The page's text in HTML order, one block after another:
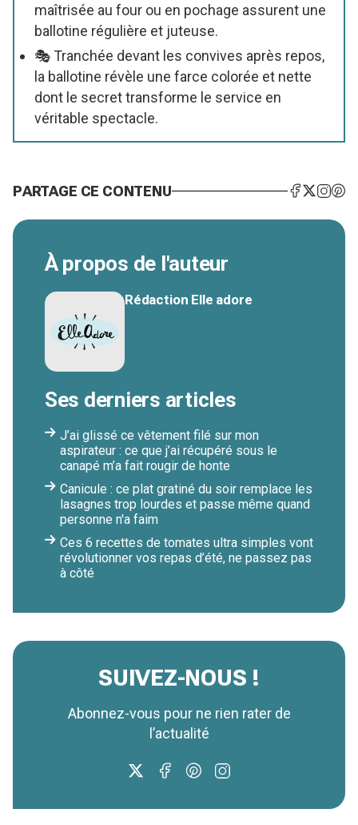
maîtrisée au four ou en pochage assurent une
ballotine régulière et juteuse.
🎭 Tranchée devant les convives après repos,
la ballotine révèle une farce colorée et nette
dont le secret transforme le service en
véritable spectacle.
PARTAGE CE CONTENU
À propos de l'auteur
Rédaction Elle adore
Ses derniers articles
J’ai glissé ce vêtement filé sur mon
aspirateur : ce que j’ai récupéré sous le
canapé m’a fait rougir de honte
Canicule : ce plat gratiné du soir remplace les
lasagnes trop lourdes et passe même quand
personne n'a faim
Ces 6 recettes de tomates ultra simples vont
révolutionner vos repas d’été, ne passez pas
à côté
SUIVEZ-NOUS !
Abonnez-vous pour ne rien rater de
l’actualité